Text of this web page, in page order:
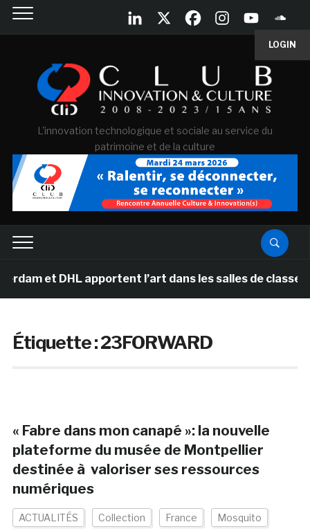
LOGIN
L'innovation technologique et sociale au service du
patrimoine et de la culture
et DHL apportent l’art dans les salles de classe
Étiquette :23FORWARD
« Fabre dans mon canapé »: la nouvelle
plateforme du musée de Montpellier
destinée à valoriser ses ressources
numériques
ACTUALITÉS Collection France Mosquito